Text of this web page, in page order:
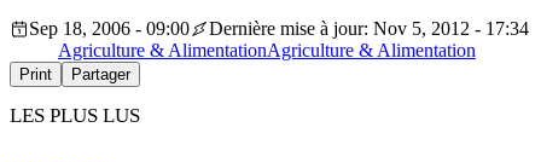
Sep 18, 2006 - 09:00
Dernière mise à jour: Nov 5, 2012 - 17:34
Agriculture & AlimentationAgriculture & Alimentation
Print Partager
LES PLUS LUS